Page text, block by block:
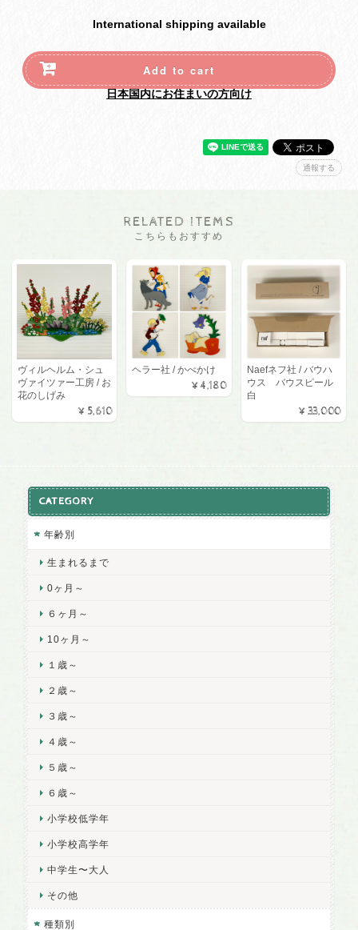
International shipping available
Add to cart
日本国内にお住まいの方向け
通報する
RELATED ITEMS
こちらもおすすめ
ヴィルヘルム・シュ
ヴァイツァー工房 / お
花のしげみ
¥5,610
ヘラー社 / かべかけ
¥4,180
Naefネフ社 / バウハ
ウス バウスピール
白
¥33,000
CATEGORY
年齢別
生まれるまで
0ヶ月～
６ヶ月～
10ヶ月～
１歳～
２歳～
３歳～
４歳～
５歳～
６歳～
小学校低学年
小学校高学年
中学生〜大人
その他
種類別